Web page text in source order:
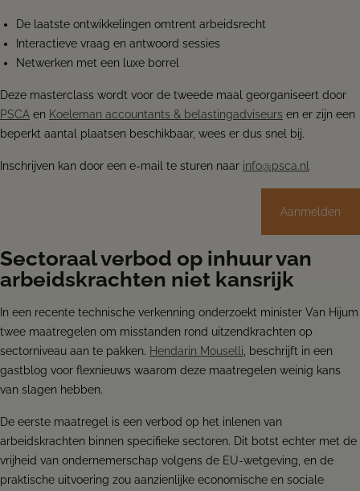
De laatste ontwikkelingen omtrent arbeidsrecht
Interactieve vraag en antwoord sessies
Netwerken met een luxe borrel
Deze masterclass wordt voor de tweede maal georganiseert door
PSCA en Koeleman accountants & belastingadviseurs en er zijn een
beperkt aantal plaatsen beschikbaar, wees er dus snel bij.
Inschrijven kan door een e-mail te sturen naar info@psca.nl
Aanmelden
Sectoraal verbod op inhuur van
arbeidskrachten niet kansrijk
In een recente technische verkenning onderzoekt minister Van Hijum
twee maatregelen om misstanden rond uitzendkrachten op
sectorniveau aan te pakken. Hendarin Mouselli , beschrijft in een
gastblog voor flexnieuws waarom deze maatregelen weinig kans
van slagen hebben.
De eerste maatregel is een verbod op het inlenen van
arbeidskrachten binnen specifieke sectoren. Dit botst echter met de
vrijheid van ondernemerschap volgens de EU-wetgeving, en de
praktische uitvoering zou aanzienlijke economische en sociale